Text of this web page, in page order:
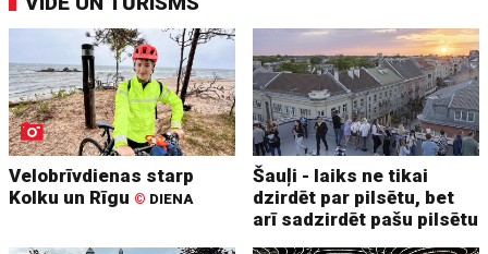
Velobrīvdienas starp
Kolku un Rīgu © DIENA
Šauļi - laiks ne tikai
dzirdēt par pilsētu, bet
arī sadzirdēt pašu pilsētu